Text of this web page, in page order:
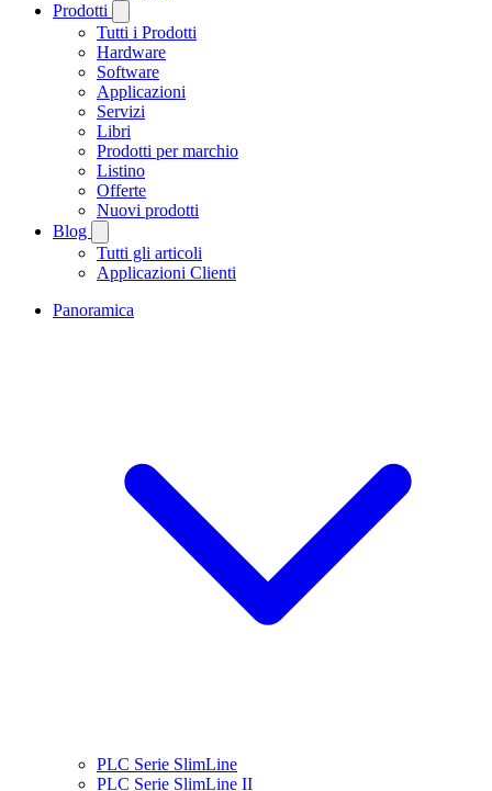
Prodotti
Tutti i Prodotti
Hardware
Software
Applicazioni
Servizi
Libri
Prodotti per marchio
Listino
Offerte
Nuovi prodotti
Blog
Tutti gli articoli
Applicazioni Clienti
Panoramica
PLC Serie SlimLine
PLC Serie SlimLine II